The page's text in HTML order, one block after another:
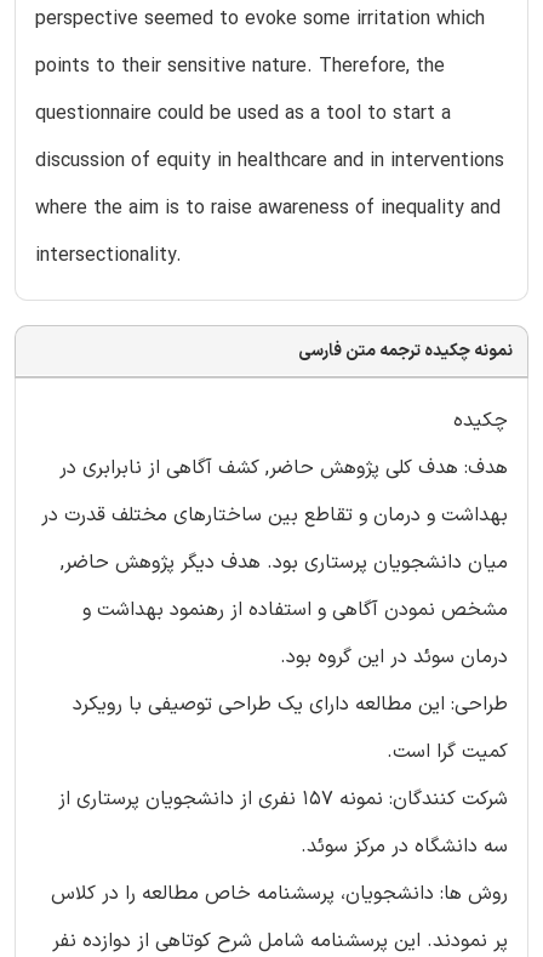
perspective seemed to evoke some irritation which
points to their sensitive nature. Therefore, the
questionnaire could be used as a tool to start a
discussion of equity in healthcare and in interventions
where the aim is to raise awareness of inequality and
intersectionality.
نمونه چکیده ترجمه متن فارسی
چکیده
هدف: هدف کلی پژوهش حاضر, کشف آگاهی از نابرابری در
بهداشت و درمان و تقاطع بین ساختارهای مختلف قدرت در
میان دانشجویان پرستاری بود. هدف دیگر پژوهش حاضر,
مشخص نمودن آگاهی و استفاده از رهنمود بهداشت و
درمان سوئد در این گروه بود.
طراحی: این مطالعه دارای یک طراحی توصیفی با رویکرد
کمیت گرا است.
شرکت کنندگان: نمونه 157 نفری از دانشجویان پرستاری از
سه دانشگاه در مرکز سوئد.
روش ها: دانشجویان، پرسشنامه خاص مطالعه را در کلاس
پر نمودند. این پرسشنامه شامل شرح کوتاهی از دوازده نفر